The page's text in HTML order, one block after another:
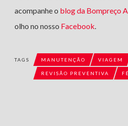
acompanhe o blog da Bompreço
olho no nosso Facebook.
TAGS MANUTENÇÃO VIAGEM
REVISÃO PREVENTIVA